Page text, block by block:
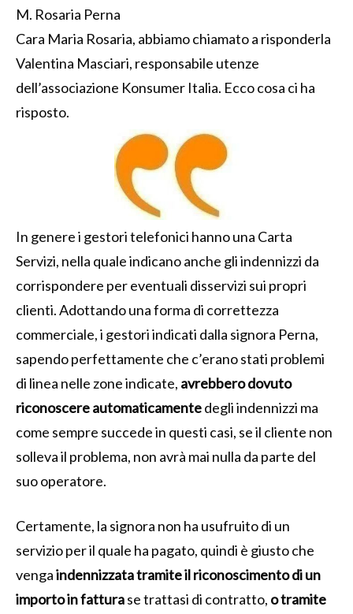
M. Rosaria Perna
Cara Maria Rosaria, abbiamo chiamato a risponderla
Valentina Masciari, responsabile utenze
dell’associazione Konsumer Italia. Ecco cosa ci ha
risposto.
In genere i gestori telefonici hanno una Carta
Servizi, nella quale indicano anche gli indennizzi da
corrispondere per eventuali disservizi sui propri
clienti. Adottando una forma di correttezza
commerciale, i gestori indicati dalla signora Perna,
sapendo perfettamente che c’erano stati problemi
di linea nelle zone indicate, avrebbero dovuto
riconoscere automaticamentedegli indennizzi ma
come sempre succede in questi casi, se il cliente non
solleva il problema, non avrà mai nulla da parte del
suo operatore.
Certamente, la signora non ha usufruito di un
servizio per il quale ha pagato, quindi è giusto che
vengaindennizzata tramite il riconoscimento di un
importo in fatturase trattasi di contratto, o tramite